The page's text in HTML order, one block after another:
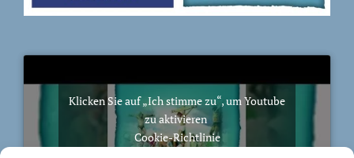
Klicken Sie auf „Ich stimme zu“, um Youtube
zu aktivieren
Cookie-Richtlinie